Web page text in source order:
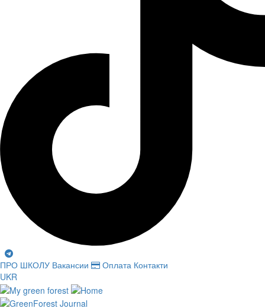
ПРО ШКОЛУ Вакансии Оплата Контакти
UKR